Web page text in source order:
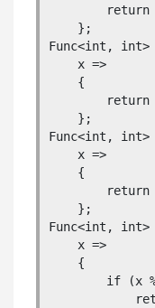
return
    };
Func<int, int>
    x =>
    {
return
    };
Func<int, int>
    x =>
    {
return
    };
Func<int, int>
    x =>
    {
if (x